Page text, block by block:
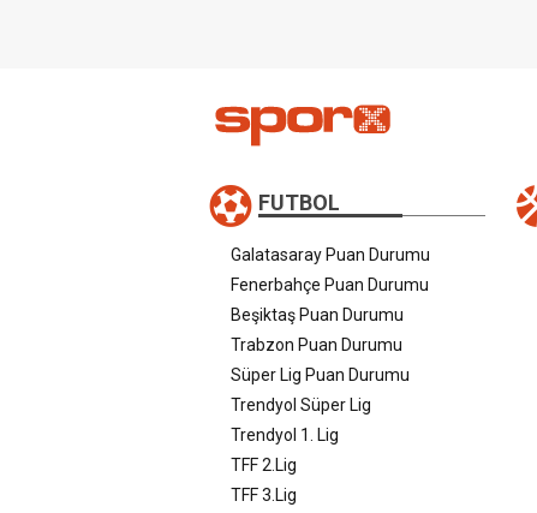
FUTBOL
Galatasaray Puan Durumu
Fenerbahçe Puan Durumu
Beşiktaş Puan Durumu
Trabzon Puan Durumu
Süper Lig Puan Durumu
Trendyol Süper Lig
Trendyol 1. Lig
TFF 2.Lig
TFF 3.Lig